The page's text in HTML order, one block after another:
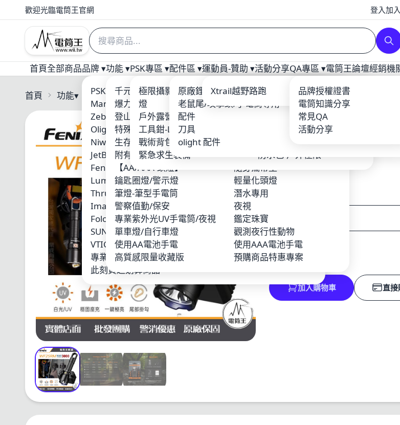
歡迎光臨電筒王官網 登入加
首頁全部商品品牌 ▾
PSK 電筒王專業燈具
Weltool
Manker
ARMYTEK
Zebralight
Olight
Niwalker
Xeno
JetBeam
Fenix
MAXTIM 台灣製造 MIT品牌
Lumintop 雷明兔
KLARUS
ThruNite
SkilHunt
Imalent
Wuben
Folomov 浮樂木
FireFoxes FF-HID 火狐
SUNWAYFOTO
VTIGER
鋰電池_充電器
專業單車燈
其他手電
此刻買超划算商品
功能 ▾
千元以下優質入門手電筒
爆力遠射型
爆力照廣型
登山照遠-單鋰電
登山破霧-黃光
特殊光源-紅/藍/綠光
生存遊戲/警察槍燈
附有磁鐵吸附
工作燈頭燈照廣
【AA/AAA-頭燈】
隨身攜帶型
鑰匙圈燈/警示燈
輕量化頭燈
筆燈-筆型手電筒
潛水專用
警察值勤/保安
夜視
專業紫外光UV手電筒/夜視
鑑定珠寶
單車燈/自行車燈
觀測夜行性動物
使用AA電池手電
使用AAA電池手電
高質感限量收藏版
預購商品特惠專案
PSK專區 ▾
極限攝影 三角架/攝影補光
燈
戰術配件
戶外露營用品
輕量紡織品
工具鉗-Leatherman
鈦合金多功能工具-EDC
戰術背包-MOLLE系統
緊急求生裝備
防水包-戶外極限
配件區 ▾
原廠鋰電池
充電器
老鼠尾/攻擊頭/手電筒專用
配件
電筒套/手繩
刀具
鋰電池/充電器
olight 配件
運動員-贊助 ▾
Xtrail越野路跑
龍虎鳳越野
活動分享QA專區 ▾
品牌授權證書
電筒知識分享
常見QA
活動分享
電筒王論壇經銷機
首頁 功能▾ Fenix
FenixWF25RM 3000
能座充式巡檢手電筒
極亮
$4,410
數量
加入購物車 直接